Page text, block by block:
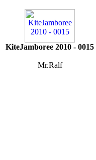
KiteJamboree 2010 - 0015
Mr.Ralf